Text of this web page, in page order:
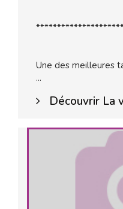
Une des meilleures
...
Découvrir La